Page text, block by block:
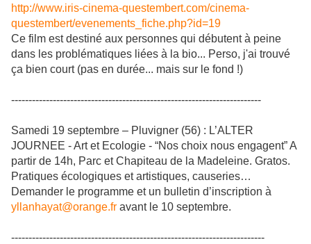
http://www.iris-cinema-questembert.com/cinema-
questembert/evenements_fiche.php?id=19
Ce film est destiné aux personnes qui débutent à peine
dans les problématiques liées à la bio... Perso, j'ai trouvé
ça bien court (pas en durée... mais sur le fond !)
------------------------------------------------------------------------
Samedi 19 septembre – Pluvigner (56) : L’ALTER
JOURNEE - Art et Ecologie - “Nos choix nous engagent” A
partir de 14h, Parc et Chapiteau de la Madeleine. Gratos.
Pratiques écologiques et artistiques, causeries…
Demander le programme et un bulletin d’inscription à
yllanhayat@orange.fr avant le 10 septembre.
-------------------------------------------------------------------------